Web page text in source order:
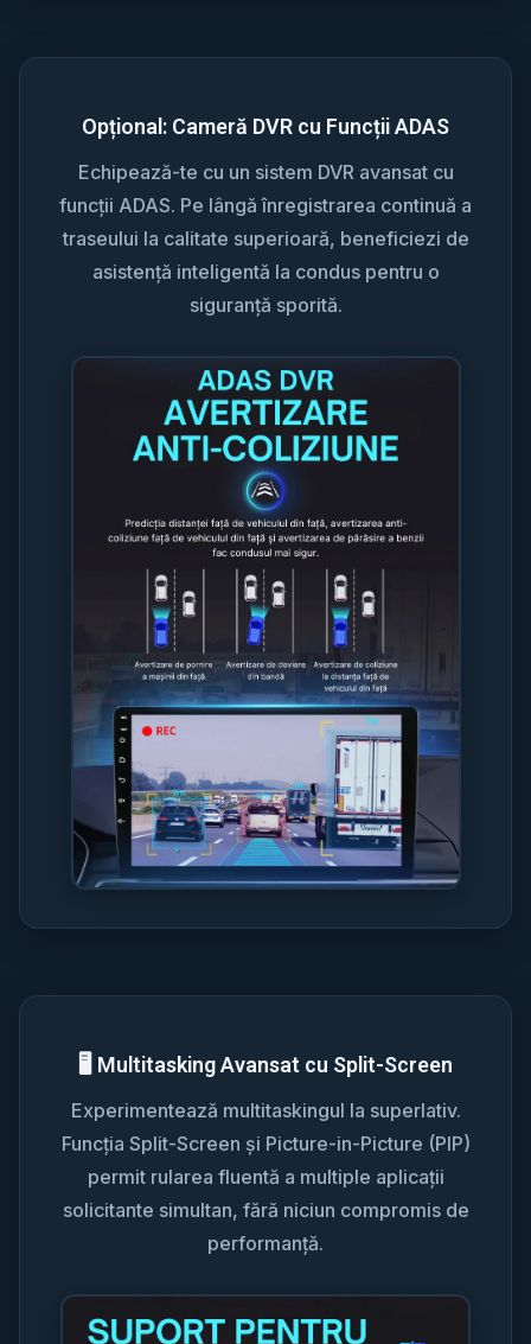
Opțional: Cameră DVR cu Funcții ADAS
Echipează-te cu un sistem DVR avansat cu
funcții ADAS. Pe lângă înregistrarea continuă a
traseului la calitate superioară, beneficiezi de
asistență inteligentă la condus pentru o
siguranță sporită.
🖥️ Multitasking Avansat cu Split-Screen
Experimentează multitaskingul la superlativ.
Funcția Split-Screen și Picture-in-Picture (PIP)
permit rularea fluentă a multiple aplicații
solicitante simultan, fără niciun compromis de
performanță.